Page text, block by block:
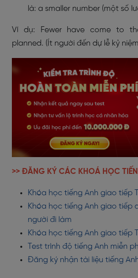
là: a smaller number (một số
Ví dụ: Fewer have come to
planned. (Ít người đến dự lễ kỷ
>> ĐĂNG KÝ CÁC KHOÁ HỌC
Khóa học tiếng Anh giao tiếp
Khóa học tiếng Anh giao tiếp
người đi làm
Khóa học tiếng Anh giao tiếp
Test trình độ tiếng Anh miễn
Đăng ký nhận tài liệu tiếng